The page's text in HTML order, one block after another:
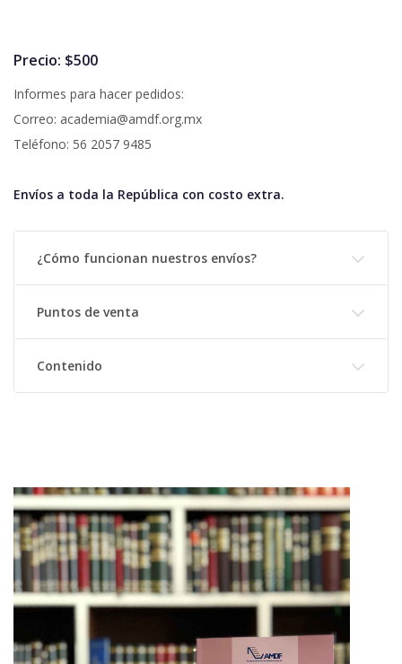
Precio: $500
Informes para hacer pedidos:
Correo: academia@amdf.org.mx
Teléfono: 56 2057 9485
Envíos a toda la República con costo extra.
¿Cómo funcionan nuestros envíos?
Puntos de venta
Contenido